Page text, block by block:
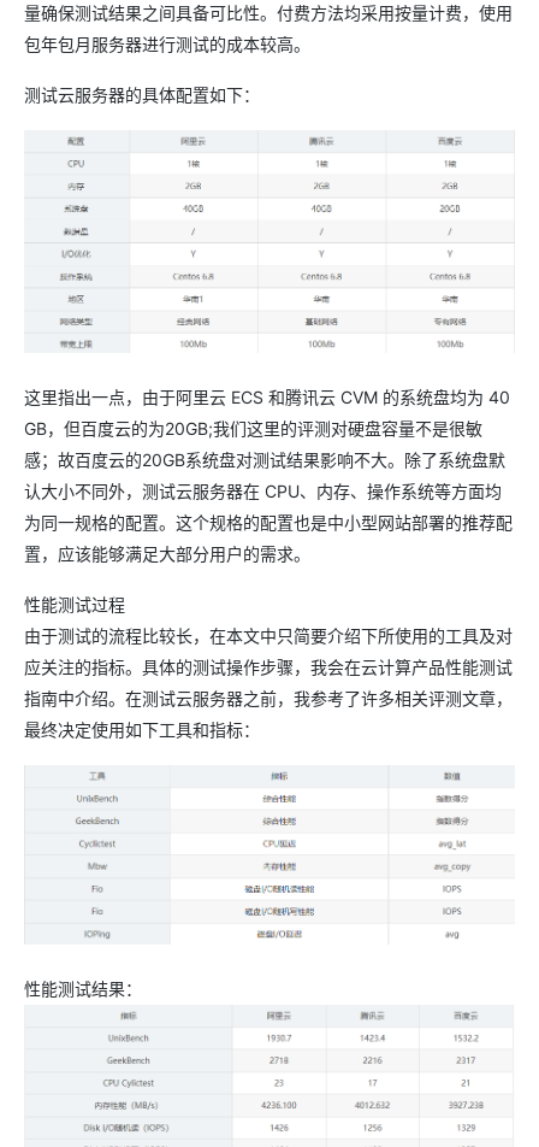
量确保测试结果之间具备可比性。付费方法均采用按量计费，使用
包年包月服务器进行测试的成本较高。
测试云服务器的具体配置如下：
这里指出一点，由于阿里云 ECS 和腾讯云 CVM 的系统盘均为 40
GB，但百度云的为20GB;我们这里的评测对硬盘容量不是很敏
感；故百度云的20GB系统盘对测试结果影响不大。除了系统盘默
认大小不同外，测试云服务器在 CPU、内存、操作系统等方面均
为同一规格的配置。这个规格的配置也是中小型网站部署的推荐配
置，应该能够满足大部分用户的需求。
性能测试过程
由于测试的流程比较长，在本文中只简要介绍下所使用的工具及对
应关注的指标。具体的测试操作步骤，我会在云计算产品性能测试
指南中介绍。在测试云服务器之前，我参考了许多相关评测文章，
最终决定使用如下工具和指标：
性能测试结果：